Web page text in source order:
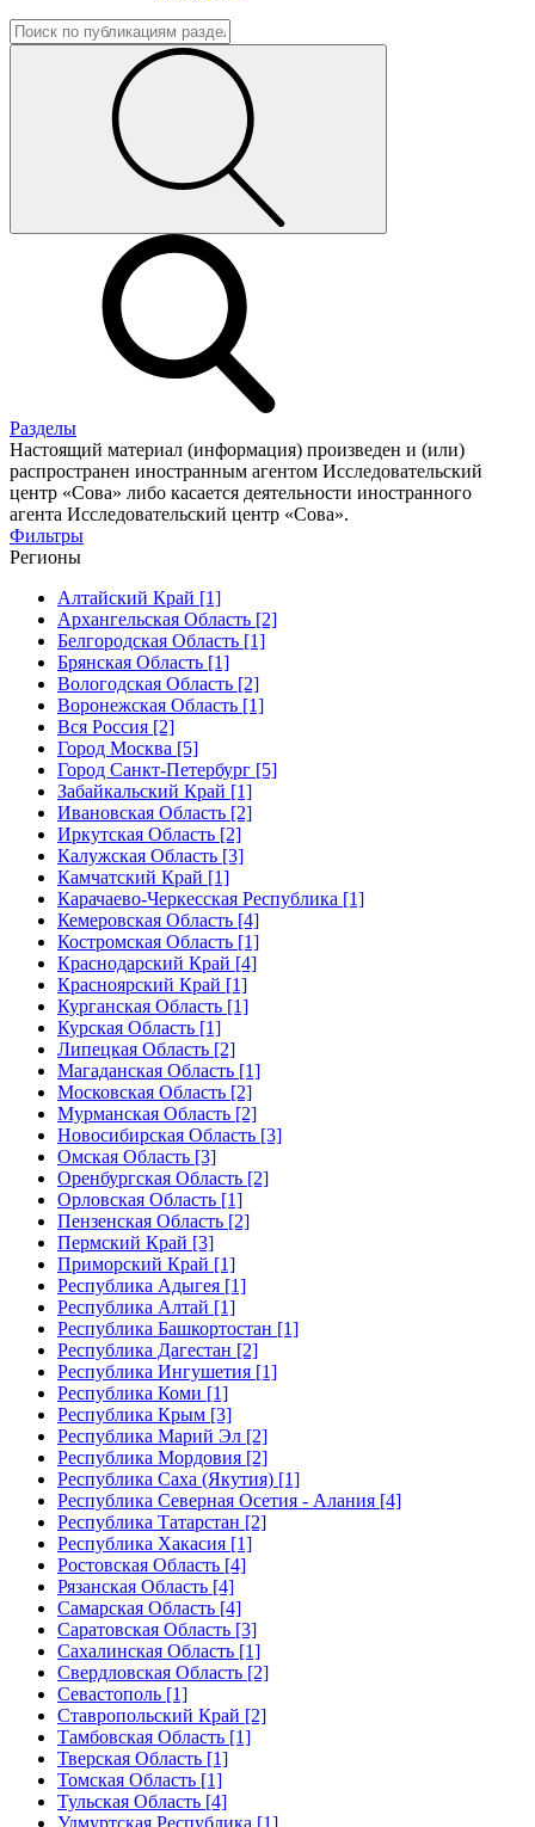
Разделы
Настоящий материал (информация) произведен и (или)
распространен иностранным агентом Исследовательский
центр «Сова» либо касается деятельности иностранного
агента Исследовательский центр «Сова».
Фильтры
Регионы
Алтайский Край [1]
Архангельская Область [2]
Белгородская Область [1]
Брянская Область [1]
Вологодская Область [2]
Воронежская Область [1]
Вся Россия [2]
Город Москва [5]
Город Санкт-Петербург [5]
Забайкальский Край [1]
Ивановская Область [2]
Иркутская Область [2]
Калужская Область [3]
Камчатский Край [1]
Карачаево-Черкесская Республика [1]
Кемеровская Область [4]
Костромская Область [1]
Краснодарский Край [4]
Красноярский Край [1]
Курганская Область [1]
Курская Область [1]
Липецкая Область [2]
Магаданская Область [1]
Московская Область [2]
Мурманская Область [2]
Новосибирская Область [3]
Омская Область [3]
Оренбургская Область [2]
Орловская Область [1]
Пензенская Область [2]
Пермский Край [3]
Приморский Край [1]
Республика Адыгея [1]
Республика Алтай [1]
Республика Башкортостан [1]
Республика Дагестан [2]
Республика Ингушетия [1]
Республика Коми [1]
Республика Крым [3]
Республика Марий Эл [2]
Республика Мордовия [2]
Республика Саха (Якутия) [1]
Республика Северная Осетия - Алания [4]
Республика Татарстан [2]
Республика Хакасия [1]
Ростовская Область [4]
Рязанская Область [4]
Самарская Область [4]
Саратовская Область [3]
Сахалинская Область [1]
Свердловская Область [2]
Севастополь [1]
Ставропольский Край [2]
Тамбовская Область [1]
Тверская Область [1]
Томская Область [1]
Тульская Область [4]
Удмуртская Республика [1]